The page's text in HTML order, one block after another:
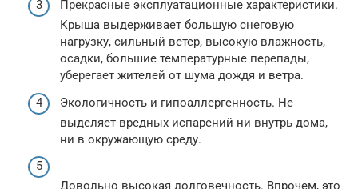
Прекрасные эксплуатационные характеристики.
Крыша выдерживает большую снеговую
нагрузку, сильный ветер, высокую влажность,
осадки, большие температурные перепады,
уберегает жителей от шума дождя и ветра.
Экологичность и гипоаллергенность. Не
выделяет вредных испарений ни внутрь дома,
ни в окружающую среду.
Довольно высокая долговечность. Впрочем, это